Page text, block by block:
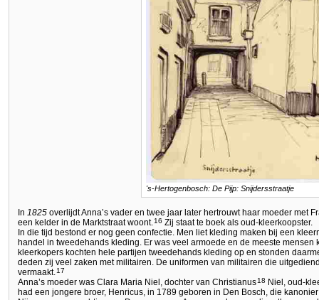
's-Hertogenbosch: De Pijp: Snijdersstraatje
In 1825 overlijdt Anna’s vader en twee jaar later hertrouwt haar moeder met
een kelder in de Marktstraat woont.16 Zij staat te boek als oud-kleerkoopster.
In die tijd bestond er nog geen confectie. Men liet kleding maken bij een
handel in tweedehands kleding. Er was veel armoede en de meeste
kleerkopers kochten hele partijen tweedehands kleding op en stonden
deden zij veel zaken met militairen. De uniformen van militairen die
vermaakt.17
Anna’s moeder was Clara Maria Niel, dochter van Christianus18 Niel, oud-
had een jongere broer, Henricus, in 1789 geboren in Den Bosch, die